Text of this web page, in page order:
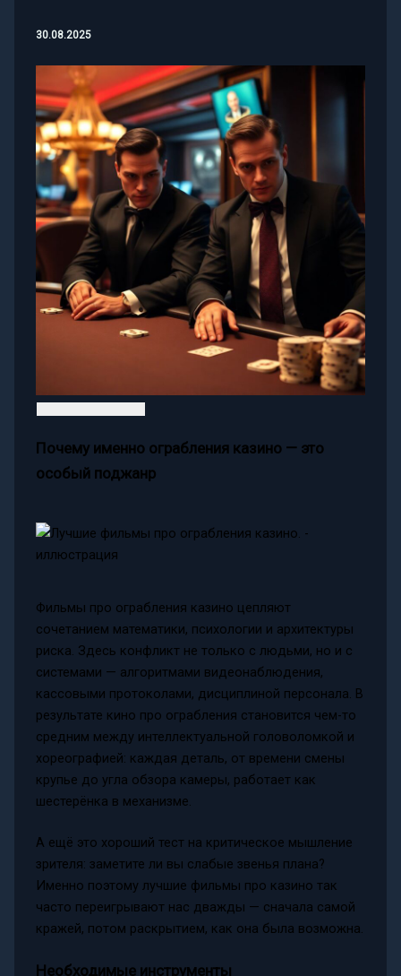
30.08.2025
Почему именно ограбления казино — это
особый поджанр
Фильмы про ограбления казино цепляют
сочетанием математики, психологии и архитектуры
риска. Здесь конфликт не только с людьми, но и с
системами — алгоритмами видеонаблюдения,
кассовыми протоколами, дисциплиной персонала. В
результате кино про ограбления становится чем-то
средним между интеллектуальной головоломкой и
хореографией: каждая деталь, от времени смены
крупье до угла обзора камеры, работает как
шестерёнка в механизме.
А ещё это хороший тест на критическое мышление
зрителя: заметите ли вы слабые звенья плана?
Именно поэтому лучшие фильмы про казино так
часто переигрывают нас дважды — сначала самой
кражей, потом раскрытием, как она была возможна.
Необходимые инструменты